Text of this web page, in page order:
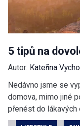
5 tipů na
Autor: Kateřina
Nedávno jsme se
domova, mimo jiné
přenést do lákavých